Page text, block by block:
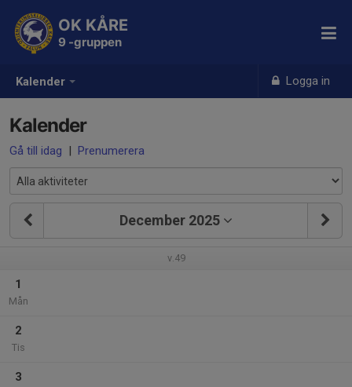
Kalender Logga in
OK KÅRE
9 -gruppen
Kalender
Gå till idag | Prenumerera
December 2025
v.49
1
Mån
2
Tis
3